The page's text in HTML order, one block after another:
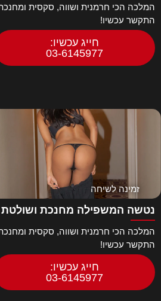
המלכה הכי חרמנית ושווה, סקסית
התקשר עכשיו!
חייג עכשיו:
03-6145977
זמינה לשיחה
נטשה המשפילה מחנכת ושולטת
המלכה הכי חרמנית ושווה, סקסית
התקשר עכשיו!
חייג עכשיו:
03-6145977